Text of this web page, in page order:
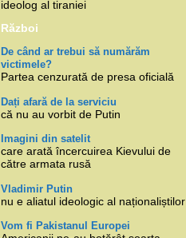
ideolog al tiraniei
Război
De când ar trebui să numărăm
victimele?
Partea cenzurată de presa oficială
Dați afară de la serviciu
că nu au vorbit de Putin
Imagini din satelit
care arată încercuirea Kievului de
către armata rusă
Vladimir Putin
nu e aliatul ideologic al naționaliștilor
Vom fi Pakistanul Europei